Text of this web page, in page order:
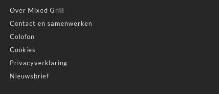
Over Mixed Grill
Contact en samenwerken
Colofon
Cookies
Privacyverklaring
Nieuwsbrief